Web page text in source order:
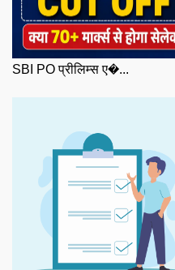
SBI PO प्रीलिम्स ए�...